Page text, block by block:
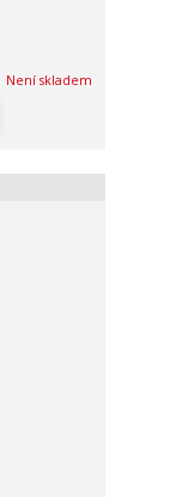
Není skladem